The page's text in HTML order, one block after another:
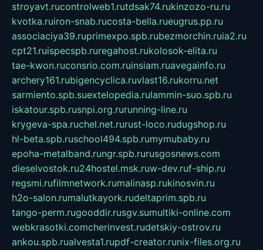
stroyavt.rucontrolweb1.rutdsak74.rukinzozo-ru.ru
kvotka.ruiron-snab.rucosta-bella.rueugrus.pp.ru
associaciya39.ruprimexpo.spb.rubezmorchin.ruia2.ru
cpt21.ruispecspb.ruregahost.rukolosok-elita.ru
tae-kwon.ruconsrio.com.ruinsiam.ruavegainfo.ru
archery161.rubigencyclica.ruvlast16.rukorru.net
sarmiento.spb.suextelopedia.rulammin-suo.spb.ru
iskatour.spb.rusnpi.org.rurunning-line.ru
krygeva-spa.ruchel.net.rurust-loco.rudugshop.ru
hl-beta.spb.ruschool494.spb.rumymubaby.ru
epoha-metalband.rungr.spb.rurusgosnews.com
dieselvostok.ru24hostel.msk.ruw-dev.ruf-ship.ru
regsmi.rufilmnetwork.rumalinasp.rukinosvin.ru
h2o-salon.rumalutkayork.rudeltaprim.spb.ru
tango-perm.rugooddir.rusgv.sumultiki-online.com
webkrasotki.comcherinvest.rudetskiy-ostrov.ru
ankou.spb.rualvesta1.rupdf-creator.runix-files.org.ru